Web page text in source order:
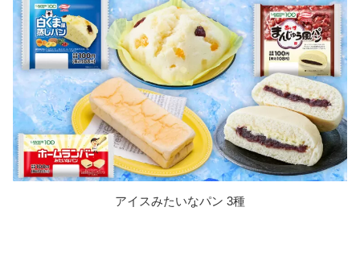
アイスみたいなパン 3種